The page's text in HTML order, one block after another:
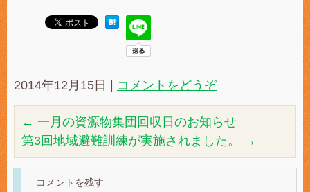
2014年12月15日 コメントをどうぞ
← 一月の資源物集団回収日のお知らせ
第3回地域避難訓練が実施されました。
→
コメントを残す